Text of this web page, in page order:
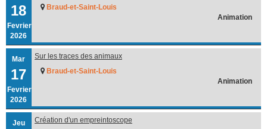
18
Fevrier
2026
Braud-et-Saint-Louis
Animation
Mar
17
Fevrier
2026
Sur les traces des animaux
Braud-et-Saint-Louis
Animation
Jeu
Création d'un empreintoscope